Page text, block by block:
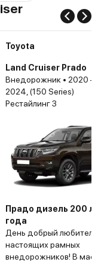
Toyota
Land Cruiser Prado
Внедорожник • 2020 –
2024, (150 Series)
Рестайлинг 3
Прадо дизель 200
года
День добрый
настоящих рамных
внедорожников! В мае